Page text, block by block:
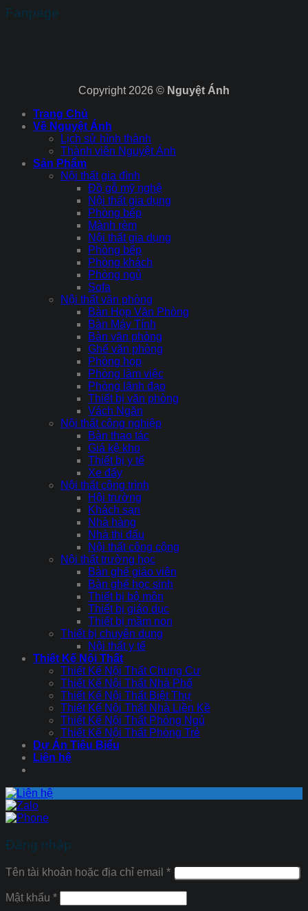
Fanpage
Copyright 2026 © Nguyệt Ánh
Trang Chủ
Về Nguyệt Ánh
Lịch sử hình thành
Thành viên Nguyệt Ánh
Sản Phẩm
Nội thất gia đình
Đồ gỗ mỹ nghệ
Nội thất gia dụng
Phòng bếp
Mành rèm
Nội thất gia dụng
Phòng bếp
Phòng khách
Phòng ngủ
Sofa
Nội thất văn phòng
Bàn Họp Văn Phòng
Bàn Máy Tính
Bàn văn phòng
Ghế văn phòng
Phòng họp
Phòng làm việc
Phòng lãnh đạo
Thiết bị văn phòng
Vách Ngăn
Nội thất công nghiệp
Bàn thao tác
Giá kệ kho
Thiết bị y tế
Xe đẩy
Nội thất công trình
Hội trường
Khách sạn
Nhà hàng
Nhà thi đấu
Nội thất công cộng
Nội thất trường học
Bàn ghế giáo viên
Bàn ghế học sinh
Thiết bị bộ môn
Thiết bị giáo dục
Thiết bị mầm non
Thiết bị chuyên dụng
Nội thất y tế
Thiết Kế Nội Thất
Thiết Kế Nội Thất Chung Cư
Thiết Kế Nội Thất Nhà Phố
Thiết Kế Nội Thất Biệt Thự
Thiết Kế Nội Thất Nhà Liền Kề
Thiết Kế Nội Thất Phòng Ngủ
Thiết Kế Nội Thất Phòng Trẻ
Dự Án Tiêu Biểu
Liên hệ
Đăng nhập
Tên tài khoản hoặc địa chỉ email *
Mật khẩu *